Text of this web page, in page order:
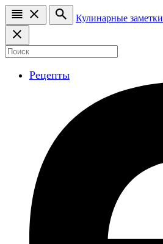
Кулинарные заметки
Рецепты